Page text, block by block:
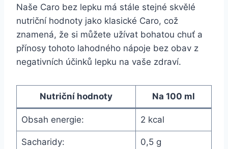
Naše Caro bez lepku má stále stejné skvělé
nutriční hodnoty jako klasické Caro, což
znamená, že si můžete užívat bohatou chuť a
přínosy tohoto lahodného nápoje bez obav z
negativních účinků lepku na vaše zdraví.
Nutriční hodnoty Na 100 ml
Obsah energie: 2 kcal
Sacharidy: 0,5 g